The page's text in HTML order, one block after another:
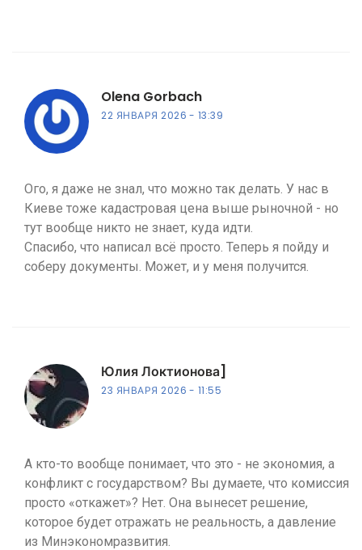
Olena Gorbach
22 ЯНВАРЯ 2026 13:39
Ого, я даже не знал, что можно так делать. У нас в
Киеве тоже кадастровая цена выше рыночной - но
тут вообще никто не знает, куда идти.
Спасибо, что написал всё просто. Теперь я пойду и
соберу документы. Может, и у меня получится.
Юлия Локтионова]
23 ЯНВАРЯ 2026 11:55
А кто-то вообще понимает, что это - не экономия, а
конфликт с государством? Вы думаете, что комиссия
просто «откажет»? Нет. Она вынесет решение,
которое будет отражать не реальность, а давление
из Минэкономразвития.